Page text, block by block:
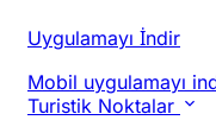
Uygulamayı İndir
Mobil uygulamayı
Turistik Noktalar